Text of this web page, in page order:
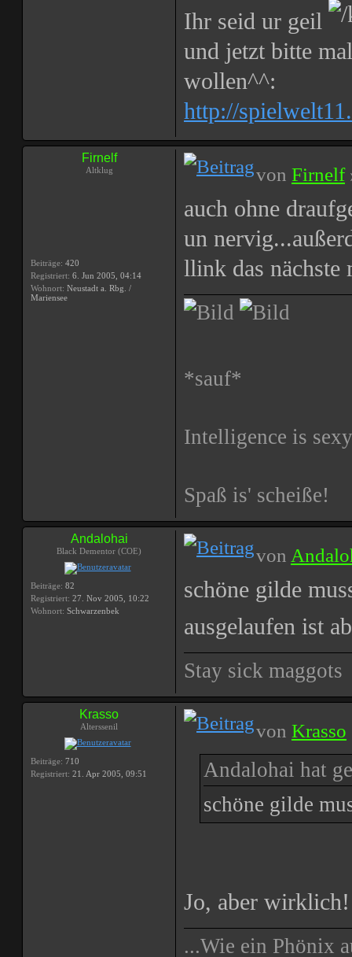
Ihr seid ur geil
und jetzt bitte
wollen^^:
http://
Firnelf
Altklug
Beiträge: 420
Registriert: 6. Jun 2005, 04:14
Wohnort: Neustadt a. Rbg. /
Mariensee
von Firnelf
auch ohne
un
llink das nächste
*sauf*
Intelligence is
Spaß is' scheiße!
Andalohai
Black Dementor (COE)
Beiträge: 82
Registriert: 27. Nov 2005, 10:22
Wohnort: Schwarzenbek
von
schöne gilde
ausgelaufen ist
Stay sick maggots
Krasso
Alterssenil
Beiträge: 710
Registriert: 21. Apr 2005, 09:51
von Krasso
Andalohai hat
schöne gilde
Jo, aber
...Wie ein Phönix